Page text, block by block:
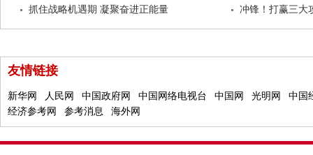
抓住战略机遇期 凝聚奋进正能量
冲锋！打赢三大
友情链接
新华网 人民网 中国政府网 中国网络电视台 中国网 光明网
中国
经济参考网
参考消息 海外网